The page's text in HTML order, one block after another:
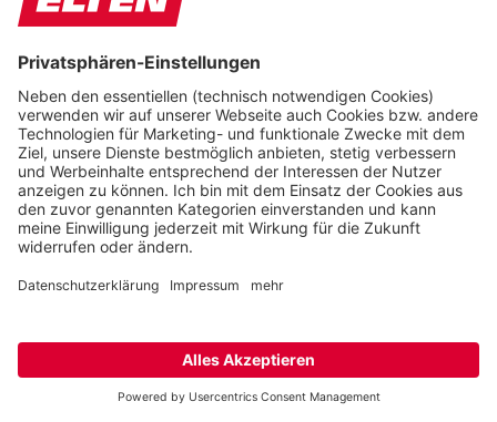
GRAUSTUFEN SÄTTIGUNG
Orientierung
LESELINIE TASTATURNAVIGATION